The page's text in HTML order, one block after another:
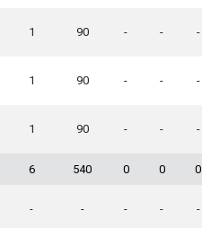
1 90 - - -
1 90 - - -
1 90 - - -
6 540 0 0 0
- - - - -